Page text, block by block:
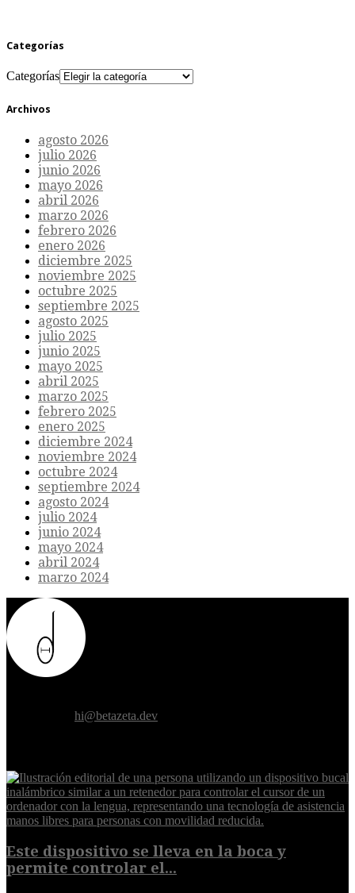
Categorías
Categorías
Archivos
agosto 2026
julio 2026
junio 2026
mayo 2026
abril 2026
marzo 2026
febrero 2026
enero 2026
diciembre 2025
noviembre 2025
octubre 2025
septiembre 2025
agosto 2025
julio 2025
junio 2025
mayo 2025
abril 2025
marzo 2025
febrero 2025
enero 2025
diciembre 2024
noviembre 2024
octubre 2024
septiembre 2024
agosto 2024
julio 2024
junio 2024
mayo 2024
abril 2024
marzo 2024
hi@betazeta.dev
Este dispositivo se lleva en la boca y
permite controlar el...